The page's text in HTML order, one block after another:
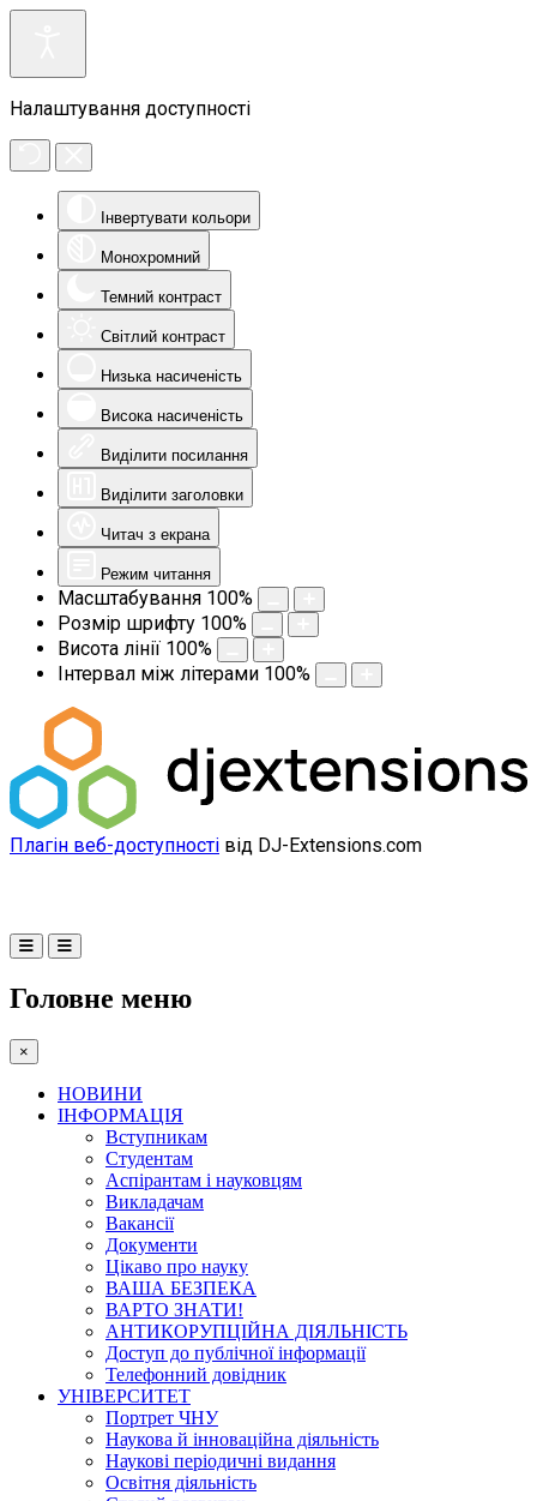
Налаштування доступності
Інвертувати кольори
Монохромний
Темний контраст
Світлий контраст
Низька насиченість
Висока насиченість
Виділити посилання
Виділити заголовки
Читач з екрана
Режим читання
Масштабування 100%
Розмір шрифту 100%
Висота лінії 100%
Інтервал між літерами 100%
Плагін веб-доступності від DJ-Extensions.com
Головне меню
×
НОВИНИ
ІНФОРМАЦІЯ
Вступникам
Студентам
Аспірантам і науковцям
Викладачам
Вакансії
Документи
Цікаво про науку
ВАША БЕЗПЕКА
ВАРТО ЗНАТИ!
АНТИКОРУПЦІЙНА ДІЯЛЬНІСТЬ
Доступ до публічної інформації
Телефонний довідник
УНІВЕРСИТЕТ
Портрет ЧНУ
Наукова й інноваційна діяльність
Наукові періодичні видання
Освітня діяльність